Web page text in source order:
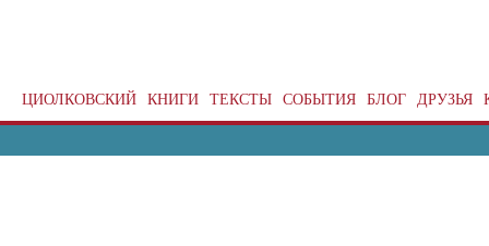
ЦИОЛКОВСКИЙ КНИГИ ТЕКСТЫ СОБЫТИЯ БЛОГ ДРУЗЬЯ